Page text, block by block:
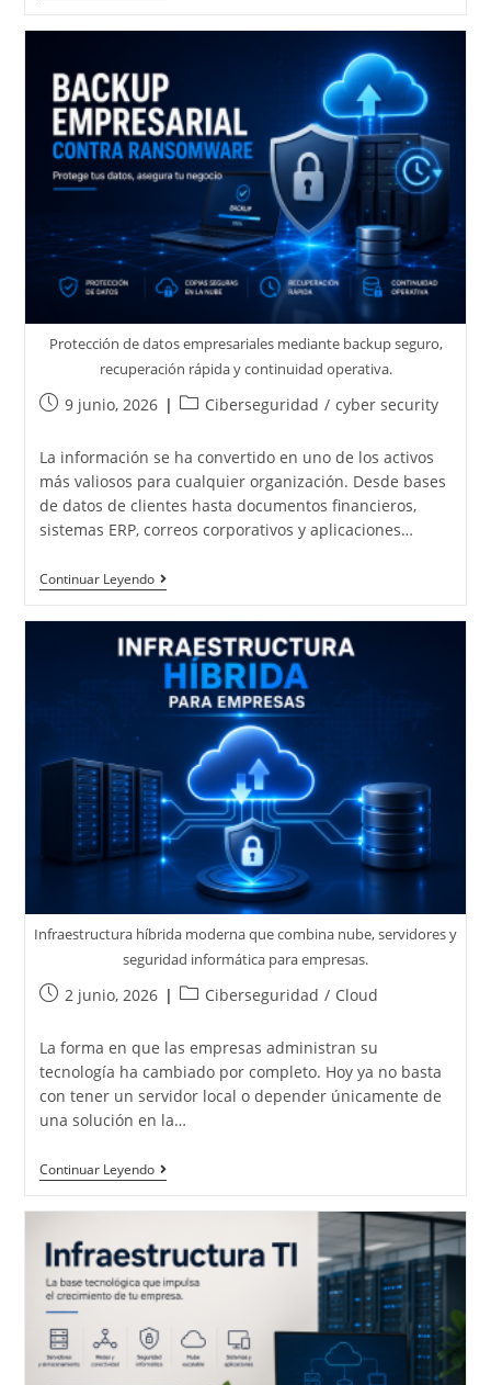
Protección de datos empresariales mediante backup seguro,
recuperación rápida y continuidad operativa.
9 junio, 2026 Ciberseguridad / cyber security
La información se ha convertido en uno de los activos
más valiosos para cualquier organización. Desde bases
de datos de clientes hasta documentos financieros,
sistemas ERP, correos corporativos y aplicaciones…
Continuar Leyendo
Infraestructura híbrida moderna que combina nube, servidores y
seguridad informática para empresas.
2 junio, 2026 Ciberseguridad / Cloud
La forma en que las empresas administran su
tecnología ha cambiado por completo. Hoy ya no basta
con tener un servidor local o depender únicamente de
una solución en la…
Continuar Leyendo